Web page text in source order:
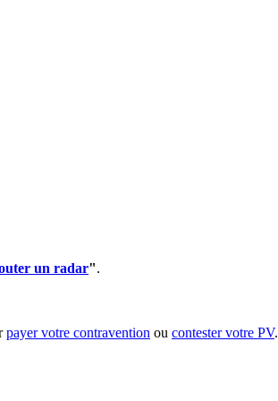
un radar".
payer votre contravention ou contester votre PV.